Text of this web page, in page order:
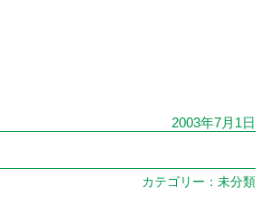
2003年7月1日
カテゴリー： 未分類